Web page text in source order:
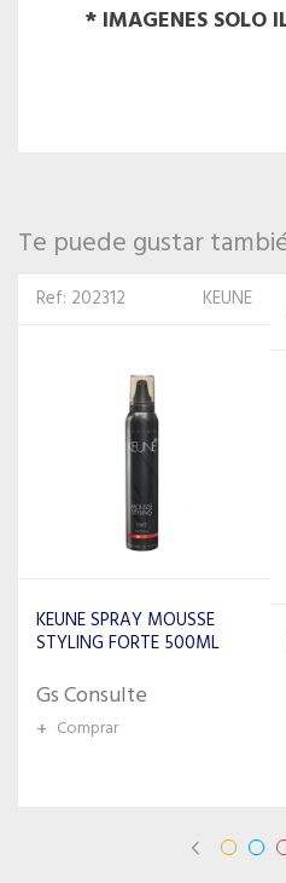
* IMAGENES SOLO
Te puede gustar
Ref:
BEAVER
BEAVER GEL NUTRI-SCULPT
Gs Consulte